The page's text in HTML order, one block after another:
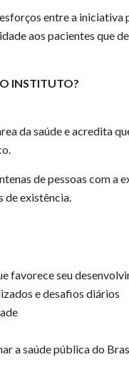
entre a
aos pacientes que
INSTITUTO?
da saúde e acredita
de pessoas com a
de existência.
favorece seu
e desafios diários
a saúde pública do